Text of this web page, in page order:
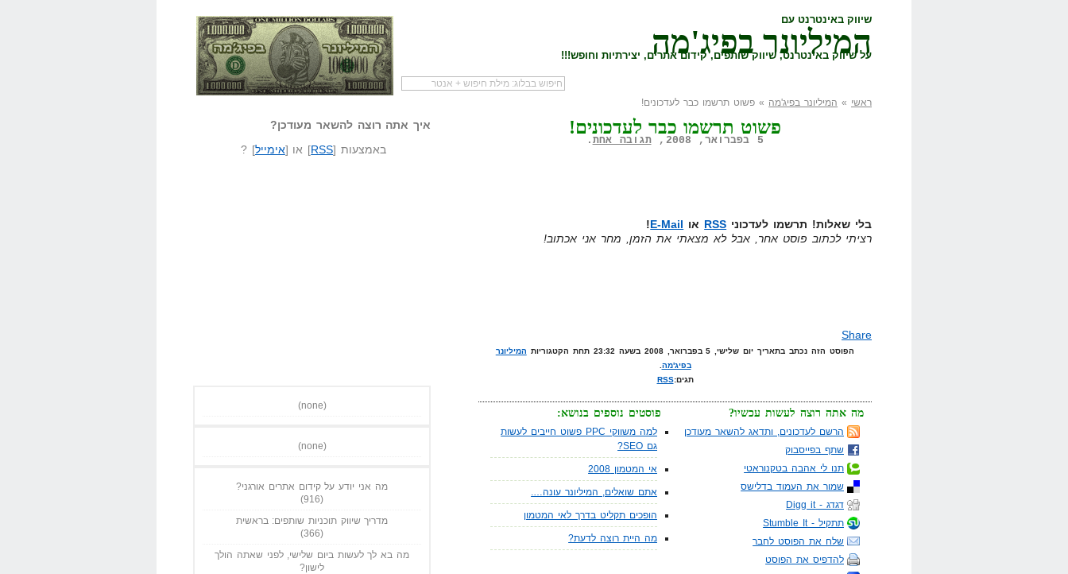
שיווק באינטרנט עם
המיליונר בפיג'מה
על שיווק באינטרנט, שיווק שותפים, קידום אתרים, יצירתיות וחופש!!!
שאל שאלה המיליונר בפיג'מה שיווק שותפים
ראשי » המיליונר בפיג'מה » פשוט תרשמו כבר לעדכונים!
פשוט תרשמו כבר לעדכונים!
5 בפברואר, 2008, תגובה אחת .
בלי שאלות! תרשמו לעדכוני RSS או E-Mail
!
רציתי לכתוב פוסט אחר, אבל לא מצאתי את הזמן, מחר אני אכתוב!
Share
הפוסט הזה נכתב בתאריך יום שלישי, 5 בפברואר, 2008 בשעה 23:32 תחת הקטגוריות
המיליונר
בפיג'מה
תגים:RSS
פוסטים נוספים בנושא:
למה משווקי PPC פשוט חייבים לעשות
גם SEO?
אי המטמון 2008
אתם שואלים, המיליונר עונה….
הופכים תקליט בדרך לאי המטמון
מה היית רוצה לדעת?
מה אתה רוצה לעשות עכשיו?
הרשם לעדכונים, ותדאג להשאר מעודכן
שתף בפייסבוק
תנו לי אהבה בטקנוראטי
שמור את העמוד בדלישס
דגדג - Digg it
תתקיל - Stumble It
שלח את הפוסט לחבר
להדפיס את הפוסט
איך אתה רוצה להשאר מעודכן?
באמצעות [RSS] או [אימייל] ?
(none)
(none)
מה אני יודע על קידום אתרים אורגני?
(916)
מדריך שיווק תוכניות שותפים: בראשית
(366)
מה בא לך לעשות ביום שלישי, לפני שאתה הולך
לישון?